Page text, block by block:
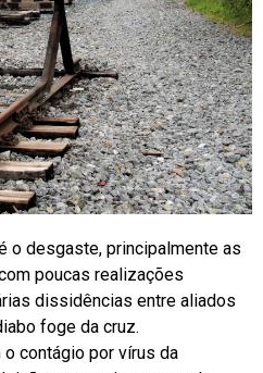
o desgaste, principalmente as
poucas realizações
dissidências entre aliados
foge da cruz.
contágio por vírus da